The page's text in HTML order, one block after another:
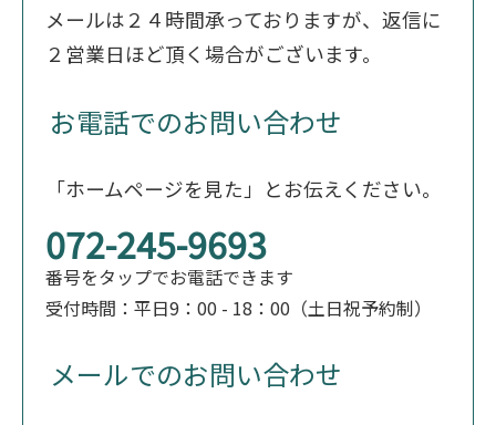
メールは２４時間承っておりますが、返信に
２営業日ほど頂く場合がございます。
お電話でのお問い合わせ
「ホームページを見た」とお伝えください。
072-245-9693
番号をタップでお電話できます
受付時間：平日9：00 - 18：00（土日祝予約制）
メールでのお問い合わせ